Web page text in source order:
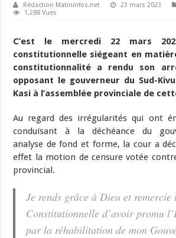
Rédaction Matininfos.net 23 mars 2023
1,288 Vues
C’est le mercredi 22 mars
constitutionnelle siégeant en
constitutionnalité a rendu son
opposant le gouverneur du Sud-Kivu
Kasi à l’assemblée provinciale de
Au regard des irrégularités qui ont
conduisant à la déchéance du
analyse de fond et forme, la cour a
effet la motion de censure votée
provincial.
Je rends grâce à Dieu et
Constitutionnelle d’avoir promu
par la réhabilitation de mon